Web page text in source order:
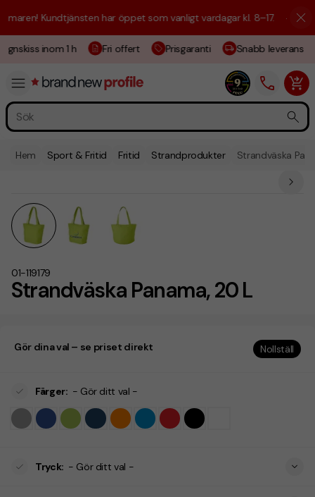
Kundtjänsten har öppet som vanligt vardagar kl. 8–17. ☀️ Vi är
inom 1 h Fri offert Prisgaranti Snabb leverans
Hem Sport & Fritid Fritid Strandprodukter Strandväska
Strandväska Panama, 20 L
01-119179
Gör dina val – se priset direkt Nollställ
Färger: - Gör ditt val -
Tryck: - Gör ditt val -